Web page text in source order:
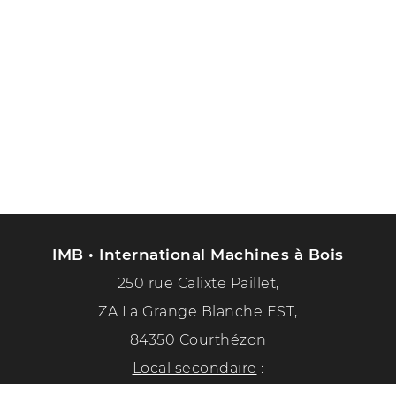
IMB • International Machines à Bois
250 rue Calixte Paillet,
ZA La Grange Blanche EST,
84350 Courthézon
Local secondaire :